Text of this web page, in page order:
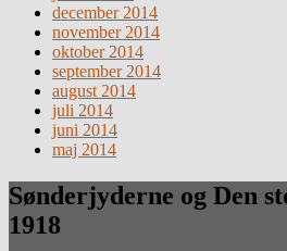
december 2014
november 2014
oktober 2014
september 2014
august 2014
juli 2014
juni 2014
maj 2014
Sønderjyderne og Den
1918